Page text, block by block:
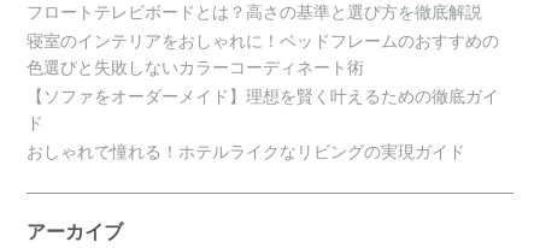
フロートテレビボードとは？高さの基準と選び方を徹底解説
寝室のインテリアをおしゃれに！ベッドフレームのおすすめの
色選びと失敗しないカラーコーディネート術
【ソファをオーダーメイド】理想を賢く叶えるための徹底ガイ
ド
おしゃれで憧れる！ホテルライクなリビングの実現ガイド
アーカイブ